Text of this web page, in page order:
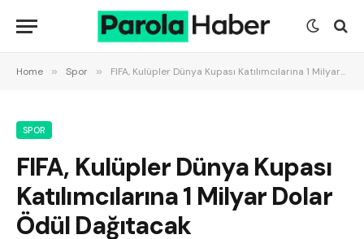
Home » Spor » FIFA, Kulüpler Dünya Kupası Katılımcılarına 1 Milyar Dolar Ödül Dağıtacak
SPOR
FIFA, Kulüpler Dünya Kupası
Katılımcılarına 1 Milyar Dolar
Ödül Dağıtacak